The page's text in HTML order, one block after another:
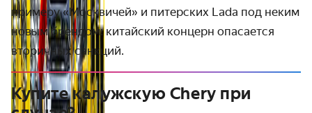
примеру «Москвичей» и питерских Lada под неким
новым брендом: китайский концерн опасается
вторичных санкций.
Купите калужскую Chery при